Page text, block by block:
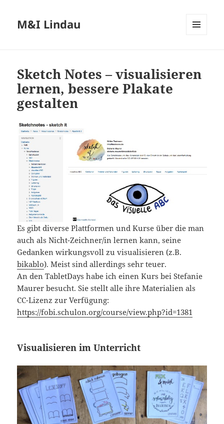
M&I Lindau
Sketch Notes – visualisieren
lernen, bessere Plakate
gestalten
Es gibt diverse Plattformen und Kurse über die man
auch als Nicht-Zeichner/in lernen kann, seine
Gedanken wirkungsvoll zu visualisieren (z.B.
bikablo). Meist sind allerdings sehr teuer.
An den TabletDays habe ich einen Kurs bei Stefanie
Maurer besucht. Sie stellt alle ihre Materialien als
CC-Lizenz zur Verfügung:
https://fobi.schulon.org/course/view.php?id=1381
Visualisieren im Unterricht